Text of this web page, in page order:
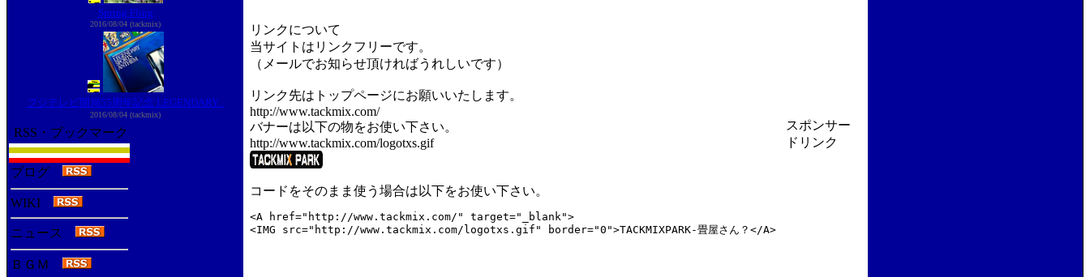
Spring Fling
2016/08/04 (tackmix)
フジテレビ開局55周年記念 LEGENDARY...
2016/08/04 (tackmix)
RSS・ブックマーク
ブログ
WIKI
ニュース
ＢＧＭ
リンクについて
当サイトはリンクフリーです。
（メールでお知らせ頂ければうれしいです）
リンク先はトップページにお願いいたします。
http://www.tackmix.com/
バナーは以下の物をお使い下さい。
http://www.tackmix.com/logotxs.gif
コードをそのまま使う場合は以下をお使い下さい。
<A href="http://www.tackmix.com/" target="_blank">
<IMG src="http://www.tackmix.com/logotxs.gif" border="0">TACKMIXPARK-畳屋さん？</A>
スポンサー
ドリンク